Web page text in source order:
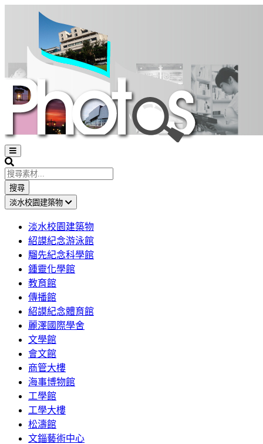
Open
sidebar
Search
搜尋
淡水校園建築物
淡水校園建築物
紹謨紀念游泳館
騮先紀念科學館
鍾靈化學館
教育館
傳播館
紹謨紀念體育館
麗澤國際學舍
文學館
會文館
商管大樓
海事博物館
工學館
工學大樓
松濤館
文錙藝術中心